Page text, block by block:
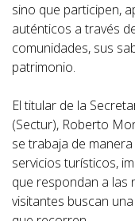
sino que participen,
auténticos a través
comunidades, sus
patrimonio.
El titular de la
(Sectur), Roberto
se trabaja de
servicios turísticos,
que respondan a las
visitantes buscan